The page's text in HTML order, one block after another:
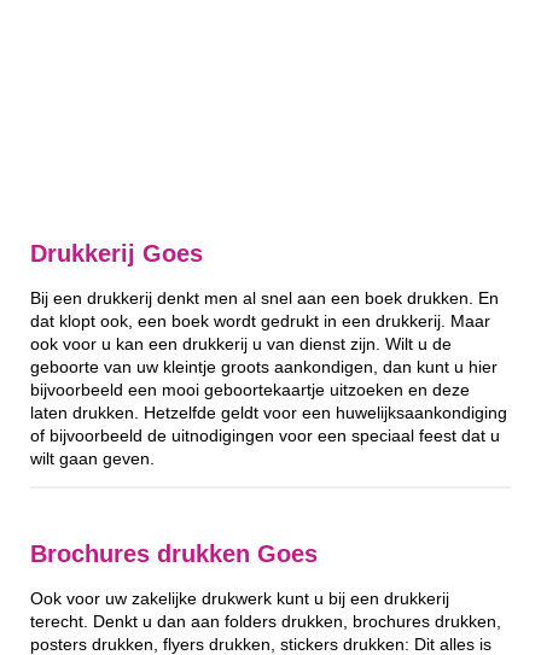
Drukkerij Goes
Bij een drukkerij denkt men al snel aan een boek drukken. En
dat klopt ook, een boek wordt gedrukt in een drukkerij. Maar
ook voor u kan een drukkerij u van dienst zijn. Wilt u de
geboorte van uw kleintje groots aankondigen, dan kunt u hier
bijvoorbeeld een mooi geboortekaartje uitzoeken en deze
laten drukken. Hetzelfde geldt voor een huwelijksaankondiging
of bijvoorbeeld de uitnodigingen voor een speciaal feest dat u
wilt gaan geven.
Brochures drukken Goes
Ook voor uw zakelijke drukwerk kunt u bij een drukkerij
terecht. Denkt u dan aan folders drukken, brochures drukken,
posters drukken, flyers drukken, stickers drukken: Dit alles is